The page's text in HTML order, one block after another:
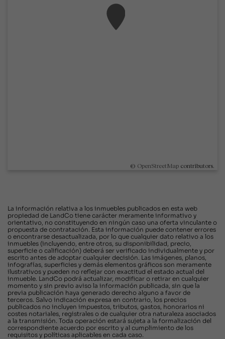
© OpenStreetMap contributors.
La información relativa a los inmuebles publicados en esta web
propiedad de LandCo tiene carácter meramente informativo y
orientativo, no constituyendo en ningún caso una oferta vinculante o
propuesta de contratación. Esta información puede contener errores
o encontrarse desactualizada, por lo que cualquier dato relativo a los
inmuebles (incluyendo, entre otros, su disponibilidad, precio,
superficie o calificación) deberá ser verificado individualmente y por
escrito antes de adoptar cualquier decisión. Las imágenes, planos,
infografías, superficies y demás elementos gráficos son meramente
ilustrativos y pueden no reflejar con exactitud el estado actual del
inmueble. LandCo podrá actualizar, modificar o retirar en cualquier
momento y sin previo aviso la información publicada, sin que la
previa publicación haya generado derecho alguno a favor de
terceros. Salvo indicación expresa en contrario, los precios
publicados no incluyen impuestos, tributos, gastos, honorarios ni
costes notariales, registrales o de cualquier otra naturaleza asociados
a la transmisión. Toda operación estará sujeta a la formalización del
correspondiente acuerdo por escrito y al cumplimiento de los
requisitos y políticas aplicables en cada caso.